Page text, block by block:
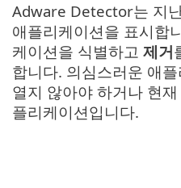
Adware Detector는 지
애플리케이션을 표시합
케이션을 식별하고 제거
합니다. 의심스러운 애
열지 않아야 하거나 현
플리케이션입니다.